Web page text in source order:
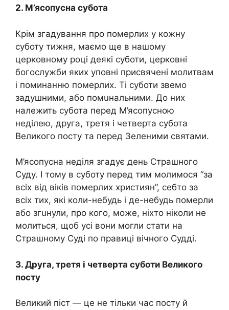
2. М’ясопусна субота
Крім згадування про помepлих у кожну
суботу тижня, маємо ще в нашому
церковному році деякі суботи, церковні
богослужби яких уповні присвячені молитвам
і поминанню помepлих. Ті суботи звемо
задушними, або помuнальними. До них
належить субота перед М’ясопусною
неділею, друга, третя і четверта субота
Вели­кого посту та перед Зеленими святами.
М’ясопусна неділя згадує день Страшного
Суду. І тому в субо­ту перед тим молимося “за
всіх від віків помepлих християн”, себто за
всіх тих, які коли-небудь і де-небудь помepли
або згuнули, про кого, може, ніхто ніколи не
молиться, щоб усі вони могли стати на
Страшному Суді по правиці вічного Судді.
3. Друга, третя і четверта суботи Великого
посту
Великий піст — це не тільки час посту й